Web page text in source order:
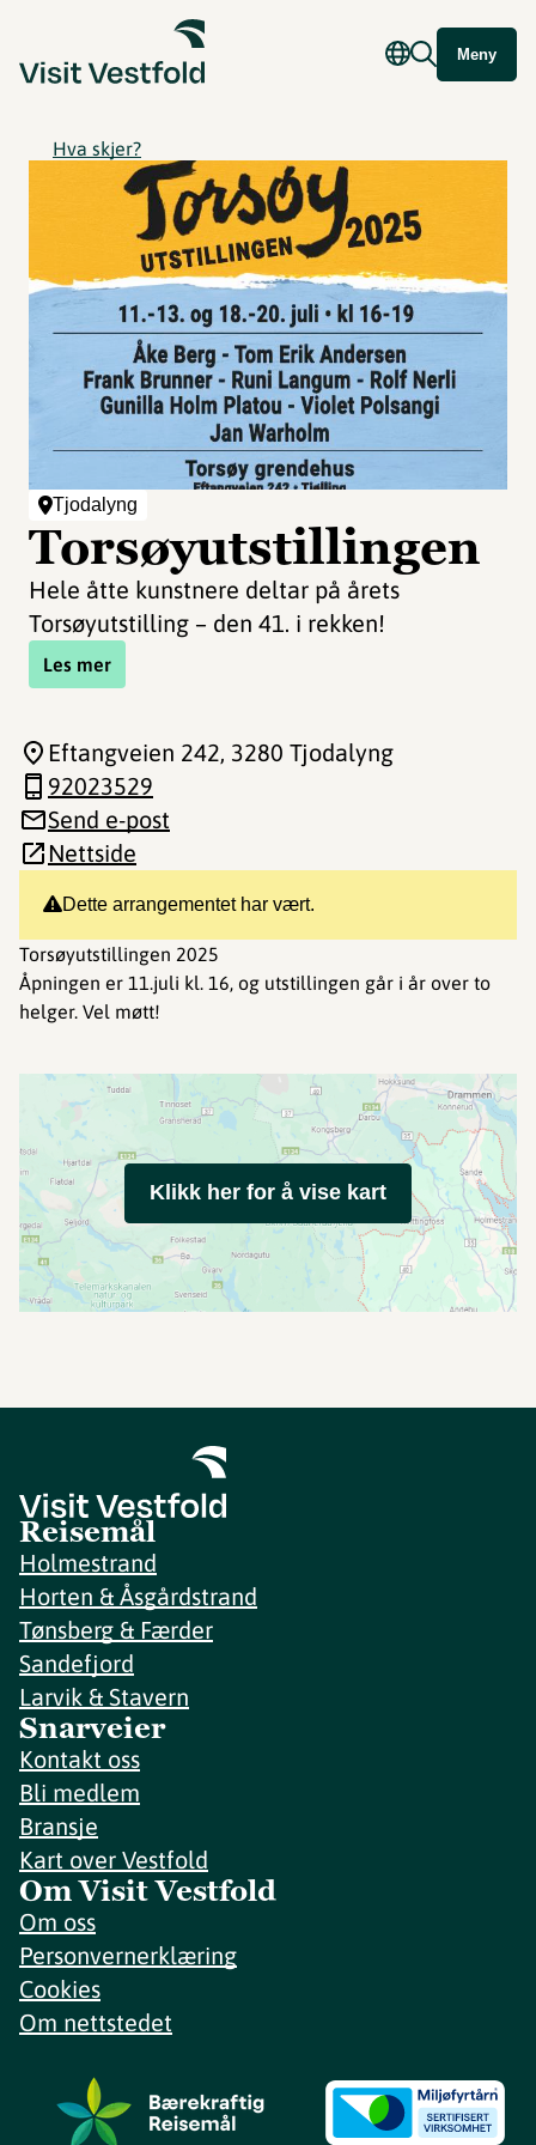
Meny
Hva skjer?
Tjodalyng
Torsøyutstillingen
Hele åtte kunstnere deltar på årets
Torsøyutstilling – den 41. i rekken!
Les mer
Dette arrangementet har vært.
Torsøyutstillingen 2025
Åpningen er 11.juli kl. 16, og utstillingen går i år over to
helger. Vel møtt!
Eftangveien 242, 3280 Tjodalyng
92023529
Send e-post
Nettside
Klikk her for å vise kart
Reisemål
Holmestrand
Horten & Åsgårdstrand
Tønsberg & Færder
Sandefjord
Larvik & Stavern
Snarveier
Kontakt oss
Bli medlem
Bransje
Kart over Vestfold
Om Visit Vestfold
Om oss
Personvernerklæring
Cookies
Om nettstedet